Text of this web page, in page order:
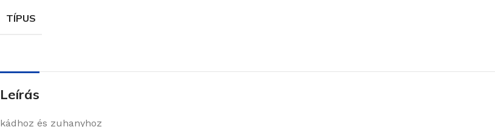
TÍPUS
Leírás
kádhoz és zuhanyhoz